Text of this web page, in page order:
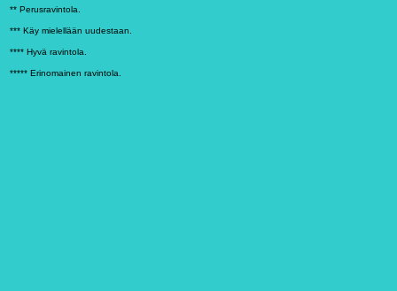
** Perusravintola.
*** Käy mielellään uudestaan.
**** Hyvä ravintola.
***** Erinomainen ravintola.